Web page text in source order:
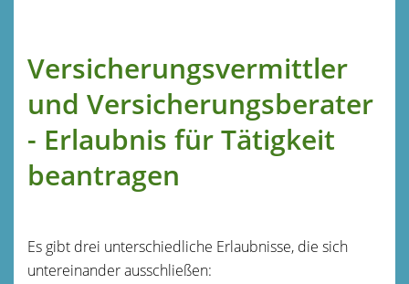
Versicherungsvermittler
und Versicherungsberater
- Erlaubnis für Tätigkeit
beantragen
Es gibt drei unterschiedliche Erlaubnisse, die sich
untereinander ausschließen: